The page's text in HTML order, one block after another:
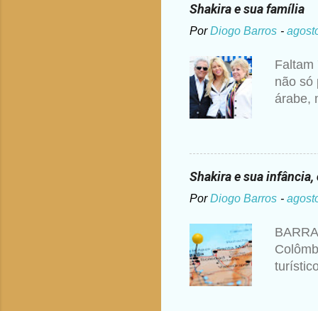
anos
para
Shakira e sua família
Por Diogo Barros -
Faltam
não só
árabe,
York,
Don
uma
depois
Shakira e sua
Por Diogo Barros -
EL